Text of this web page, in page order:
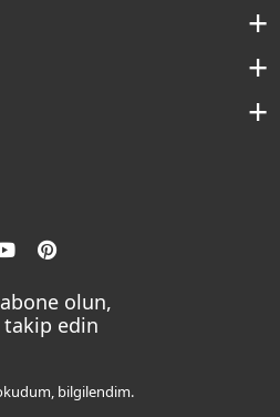
olun,
takip edin
bilgilendim.